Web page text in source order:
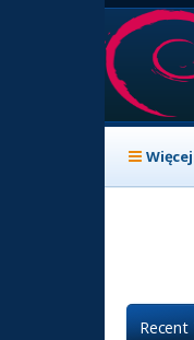
Recent